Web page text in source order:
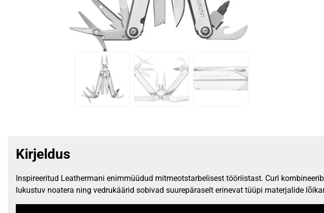
Kirjeldus
Inspireeritud Leathermani enimmüüdud mitmeotstarbelisest tööriistast. Curl
lukustuv noatera ning vedrukäärid sobivad suurepäraselt erinevat tüüpi materjalide